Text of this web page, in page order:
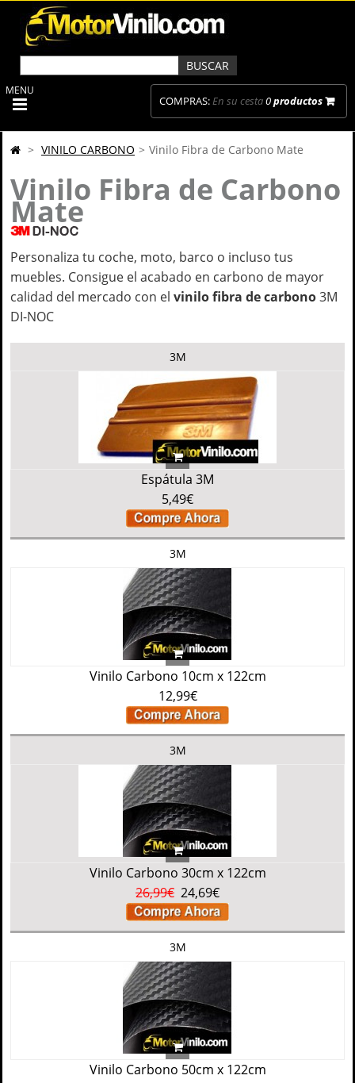
COMPRAS:En su cesta0productos
MENU
> VINILO CARBONO > Vinilo Fibra de Carbono Mate
Vinilo Fibra de Carbono
Mate
Personaliza tu coche, moto, barco o incluso tus
muebles. Consigue el acabado en carbono de mayor
calidad del mercado con el vinilo fibra de carbono3M
DI-NOC
3M
Espátula 3M
5,49€
3M
Vinilo Carbono 10cm x 122cm
12,99€
3M
Vinilo Carbono 30cm x 122cm
26,99€ 24,69€
3M
Vinilo Carbono 50cm x 122cm